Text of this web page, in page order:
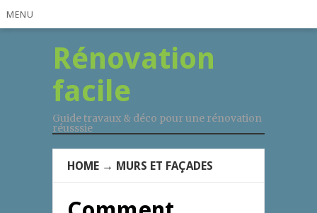
MENU
Rénovation
facile
Guide travaux & déco pour une rénovation
réusssie
HOME → MURS ET FAÇADES